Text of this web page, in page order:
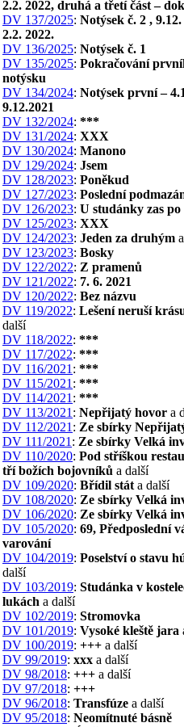
2.2. 2022, druhá a třetí část –
DV 137/2025: Notýsek č. 2 , 9.12.
2.2. 2022.
DV 136/2025: Notýsek č. 1
DV 135/2025: Pokračování
notýsku
DV 134/2024: Notýsek první –
9.12.2021
DV 132/2024: ***
DV 131/2024: XXX
DV 130/2024: Manono
DV 129/2024: Jsem
DV 128/2023: Poněkud
DV 127/2023: Poslední
DV 126/2023: U studánky zas po
DV 125/2023: XXX
DV 124/2023: Jeden za druhým
DV 123/2023: Bosky
DV 122/2022: Z pramenů
DV 121/2022: 7. 6. 2021
DV 120/2022: Bez názvu
DV 119/2022: Lešení neruší
další
DV 118/2022: ***
DV 117/2022: ***
DV 116/2021 : ***
DV 115/2021 : ***
DV 114/2021 : ***
DV 113/2021 : Nepřijatý hovor a
DV 112/2021 : Ze sbírky
DV 111/2021 : Ze sbírky Velká
DV 110/2020: Pod stříškou
tří božích bojovníků a další
DV 109/2020: Břídil stát a další
DV 108/2020: Ze sbírky Velká
DV 106/2020: Ze sbírky Velká
DV 105/2020: 69, Předposlední
varování
DV 104/2019: Poselství o stavu
další
DV 103/2019: Studánka v
lukách a další
DV 102/2019: Stromovka
DV 101/2019: Vysoké kleště jara
DV 100/2019: +++ a další
DV 99/2019: xxx a další
DV 98/2018: +++ a další
DV 97/2018: +++
DV 96/2018: Transfúze a další
DV 95/2018: Neomítnuté básně